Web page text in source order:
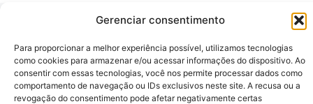
Gerenciar consentimento
Para proporcionar a melhor experiência possível, utilizamos tecnologias
como cookies para armazenar e/ou acessar informações do dispositivo. Ao
consentir com essas tecnologias, você nos permite processar dados como
comportamento de navegação ou IDs exclusivos neste site. A recusa ou a
revogação do consentimento pode afetar negativamente certas
Recent Comments
A WordPress CommenteremHello world!